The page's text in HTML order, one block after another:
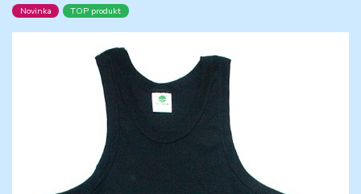
Novinka TOP produkt